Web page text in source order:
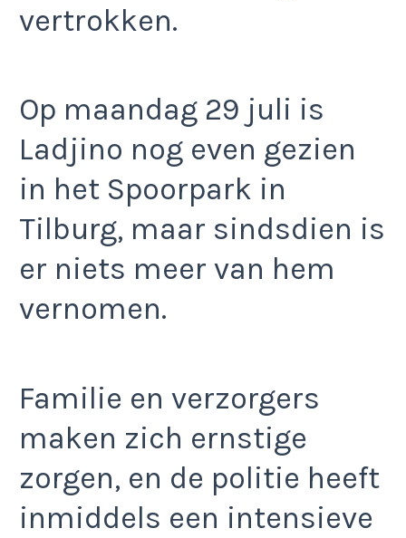
vertrokken.
Op maandag 29 juli is
Ladjino nog even gezien
in het Spoorpark in
Tilburg, maar sindsdien is
er niets meer van hem
vernomen.
Familie en verzorgers
maken zich ernstige
zorgen, en de politie heeft
inmiddels een intensieve